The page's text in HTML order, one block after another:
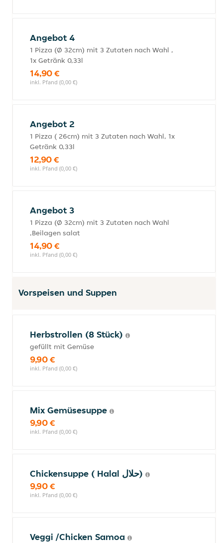
Angebot 4
1 Pizza (Ø 32cm) mit 3 Zutaten nach Wahl ,
1x Getränk 0,33l
14,90 €
inkl. Pfand (0,00 €)
Angebot 2
1 Pizza ( 26cm) mit 3 Zutaten nach Wahl, 1x
Getränk 0,33l
12,90 €
inkl. Pfand (0,00 €)
Angebot 3
1 Pizza (Ø 32cm) mit 3 Zutaten nach Wahl
,Beilagen salat
14,90 €
inkl. Pfand (0,00 €)
Vorspeisen und Suppen
Herbstrollen (8 Stück)
gefüllt mit Gemüse
9,90 €
inkl. Pfand (0,00 €)
Mix Gemüsesuppe
9,90 €
inkl. Pfand (0,00 €)
Chickensuppe ( Halal حلال)
9,90 €
inkl. Pfand (0,00 €)
Veggi /Chicken Samoa